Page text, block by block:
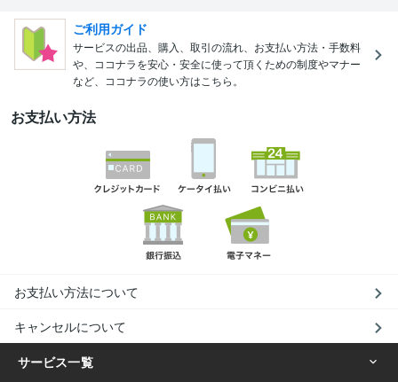
ご利用ガイド
サービスの出品、購入、取引の流れ、お支払い方法・手数料
や、ココナラを安心・安全に使って頂くための制度やマナー
など、ココナラの使い方はこちら。
お支払い方法
お支払い方法について
キャンセルについて